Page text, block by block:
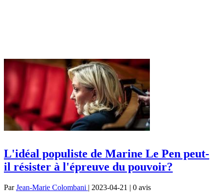
L'idéal populiste de Marine Le Pen peut-
il résister à l'épreuve du pouvoir?
ParJean-Marie Colombani | 2023-04-21 | 0 avis